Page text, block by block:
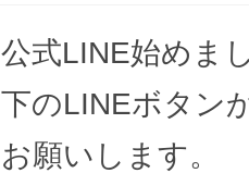
公式LINE始めま
下のLINEボタン
お願いします。